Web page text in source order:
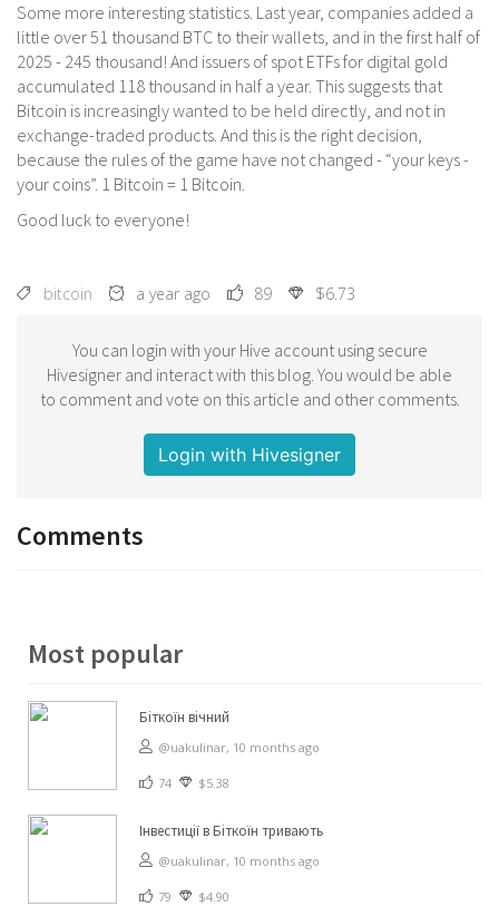
Some more interesting statistics. Last year, companies added a
little over 51 thousand BTC to their wallets, and in the first half of
2025 - 245 thousand! And issuers of spot ETFs for digital gold
accumulated 118 thousand in half a year. This suggests that
Bitcoin is increasingly wanted to be held directly, and not in
exchange-traded products. And this is the right decision,
because the rules of the game have not changed - “your keys -
your coins”. 1 Bitcoin = 1 Bitcoin.
Good luck to everyone!
bitcoin a year ago 89 $6.73
You can login with your Hive account using secure
Hivesigner and interact with this blog. You would be able
to comment and vote on this article and other comments.
Login with Hivesigner
Comments
Most popular
Біткоїн вічний
@uakulinar, 10 months ago
74 $5.38
Інвестиції в Біткоїн тривають
@uakulinar, 10 months ago
79 $4.90